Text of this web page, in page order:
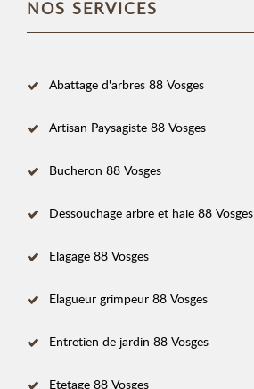
NOS SERVICES
Abattage d'arbres 88 Vosges
Artisan Paysagiste 88 Vosges
Bucheron 88 Vosges
Dessouchage arbre et haie 88 Vosges
Elagage 88 Vosges
Elagueur grimpeur 88 Vosges
Entretien de jardin 88 Vosges
Etetage 88 Vosges